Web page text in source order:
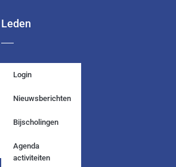
Leden
Login
Nieuwsberichten
Bijscholingen
Agenda
activiteiten